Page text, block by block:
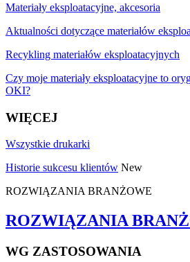
Materiały eksploatacyjne, akcesoria
Aktualności dotyczące materiałów
Recykling materiałów eksploatacyjnych
Czy moje materiały eksploatacyjne to
OKI?
WIĘCEJ
Wszystkie drukarki
Historie sukcesu klientów New
ROZWIĄZANIA BRANŻOWE
ROZWIĄZANIA
WG ZASTOSOWANIA